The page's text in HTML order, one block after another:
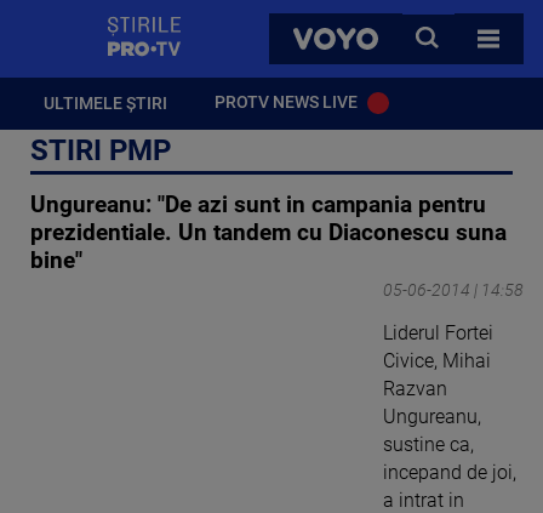
VOYO
CAUTA
TOATE
ULTIMELE ȘTIRI PROTV NEWS LIVE
STIRI PMP
Ungureanu: "De azi sunt in campania pentru
prezidentiale. Un tandem cu Diaconescu suna
bine"
05-06-2014 | 14:58
Liderul Fortei
Civice, Mihai
Razvan
Ungureanu,
sustine ca,
incepand de joi,
a intrat in